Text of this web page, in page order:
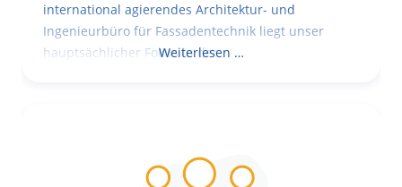
international agierendes Architektur- und
Ingenieurbüro für Fassadentechnik liegt unser
hauptsächlicher Fokus in der
Weiterlesen …